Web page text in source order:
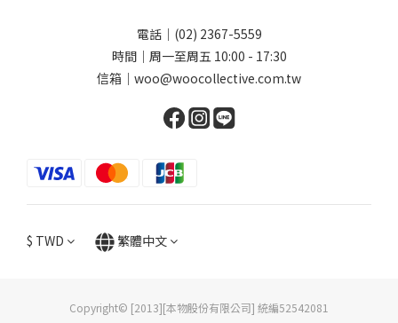
電話｜(02) 2367-5559
時間｜周一至周五 10:00 - 17:30
信箱｜woo@woocollective.com.tw
$ TWD 繁體中文
Copyright© [2013][本物股份有限公司] 統編52542081